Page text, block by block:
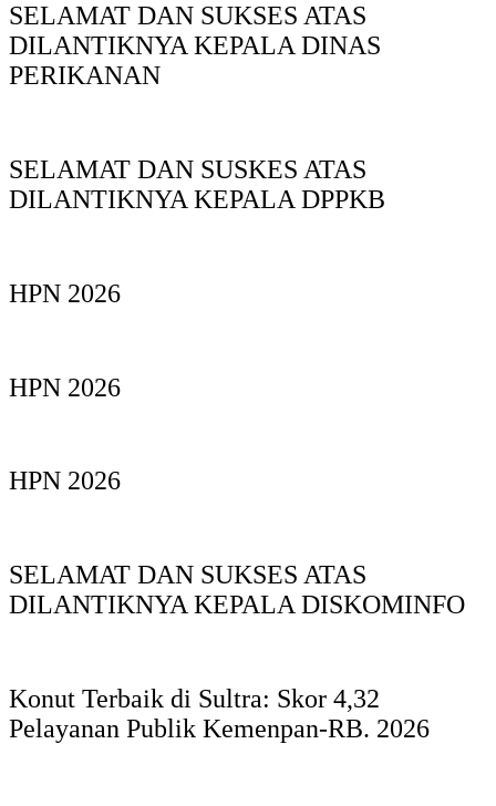
SELAMAT DAN SUKSES ATAS
DILANTIKNYA KEPALA DINAS
PERIKANAN
SELAMAT DAN SUSKES ATAS
DILANTIKNYA KEPALA DPPKB
HPN 2026
HPN 2026
HPN 2026
SELAMAT DAN SUKSES ATAS
DILANTIKNYA KEPALA DISKOMINFO
Konut Terbaik di Sultra: Skor 4,32
Pelayanan Publik Kemenpan-RB. 2026